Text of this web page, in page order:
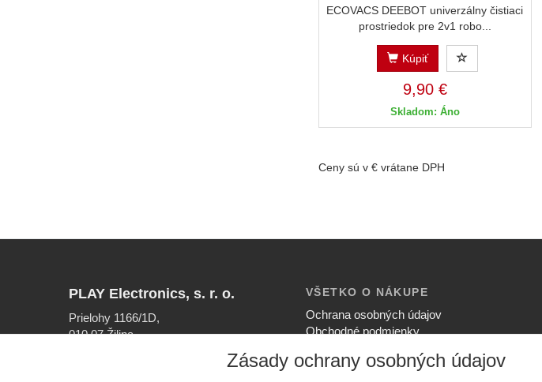
ECOVACS DEEBOT univerzálny čistiaci
prostriedok pre 2v1 robo...
Kúpiť
9,90 €
Skladom: Áno
Ceny sú v € vrátane DPH
PLAY Electronics, s. r. o.
Prielohy 1166/1D,
010 07 Žilina
VŠETKO O NÁKUPE
Ochrana osobných údajov
Obchodné podmienky
Ako nakupovať
Zásady ochrany osobných údajov